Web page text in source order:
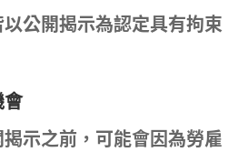
公開揭示為認定具有拘束
會
示之前，可能會因為勞雇